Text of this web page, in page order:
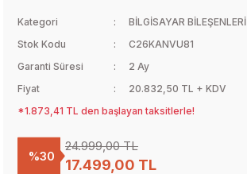
Kategori
BİLGİSAYAR BİLEŞENLERİ
Stok Kodu
C26KANVU81
Garanti Süresi
2 Ay
Fiyat
20.832,50 TL + KDV
*1.873,41 TL den başlayan taksitlerle!
%30
24.999,00 TL
17.499,00 TL